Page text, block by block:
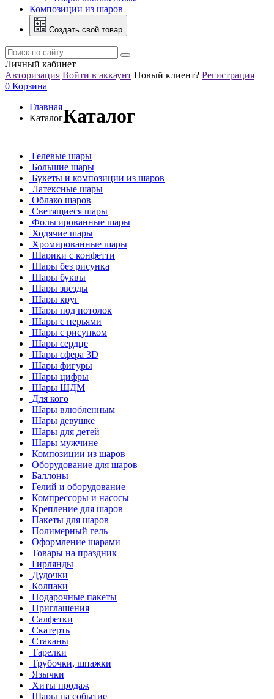
Композиции из шаров
Создать свой товар
Личный кабинет
Авторизация Войти в аккаунт Новый клиент? Регистрация
0 Корзина
Главная
КаталогКаталог
Гелевые шары
Большие шары
Букеты и композиции из шаров
Латексные шары
Облако шаров
Светящиеся шары
Фольгированные шары
Ходячие шары
Хромированные шары
Шарики с конфетти
Шары без рисунка
Шары буквы
Шары звезды
Шары круг
Шары под потолок
Шары с перьями
Шары с рисунком
Шары сердце
Шары сфера 3D
Шары фигуры
Шары цифры
Шары ШДМ
Для кого
Шары влюбленным
Шары девушке
Шары для детей
Шары мужчине
Композиции из шаров
Оборудование для шаров
Баллоны
Гелий и оборудование
Компрессоры и насосы
Крепление для шаров
Пакеты для шаров
Полимерный гель
Оформление шарами
Товары на праздник
Гирлянды
Дудочки
Колпаки
Подарочные пакеты
Приглашения
Салфетки
Скатерть
Стаканы
Тарелки
Трубочки, шпажки
Язычки
Хиты продаж
Шары на событие